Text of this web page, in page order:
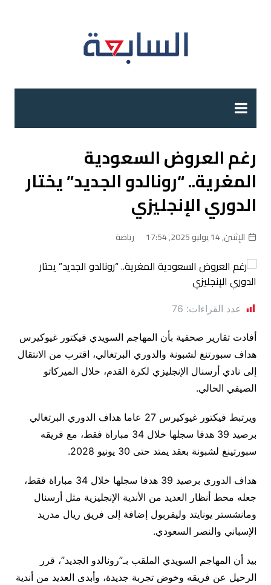
رغم العروض السعودية
المغرية.. “رونالدو الجديد” يختار
الدوري الإنجليزي
الإثنين, 14 يوليو 2025, 17:54 رياضة
عدد القراءات: 76
أفادت تقارير صحفية بأن المهاجم السويدي فيكتور غيوكيرس
هداف سبورتنغ لشبونة والدوري البرتغالي، اقترب من الانتقال
إلى نادي أرسنال الإنجليزي لكرة القدم، خلال الميركاتو
الصيفي الحالي.
ويرتبط فيكتور غيوكيرس 27 عاما هداف الدوري البرتغالي
برصيد 39 هدفا سجلها خلال 34 مباراة فقط، مع فريقه
سبورتينغ لشبونة بعقد يمتد حتى 30 يونيو 2028.
هداف الدوري برصيد 39 هدفا سجلها خلال 34 مباراة فقط،
جعله محط أنظار العديد من الأندية الإنجليزية مثل أرسنال
ومانشستر يونايتد وليفربول إضافة إلى فريق ريال مدريد
الإسباني والنصر السعودي.
بيد أن المهاجم السويدي الملقب بـ”رونالدو الجديد”، قرر
الرحيل عن فريقه وخوض تجربة جديدة، وأبدى العديد من أندية